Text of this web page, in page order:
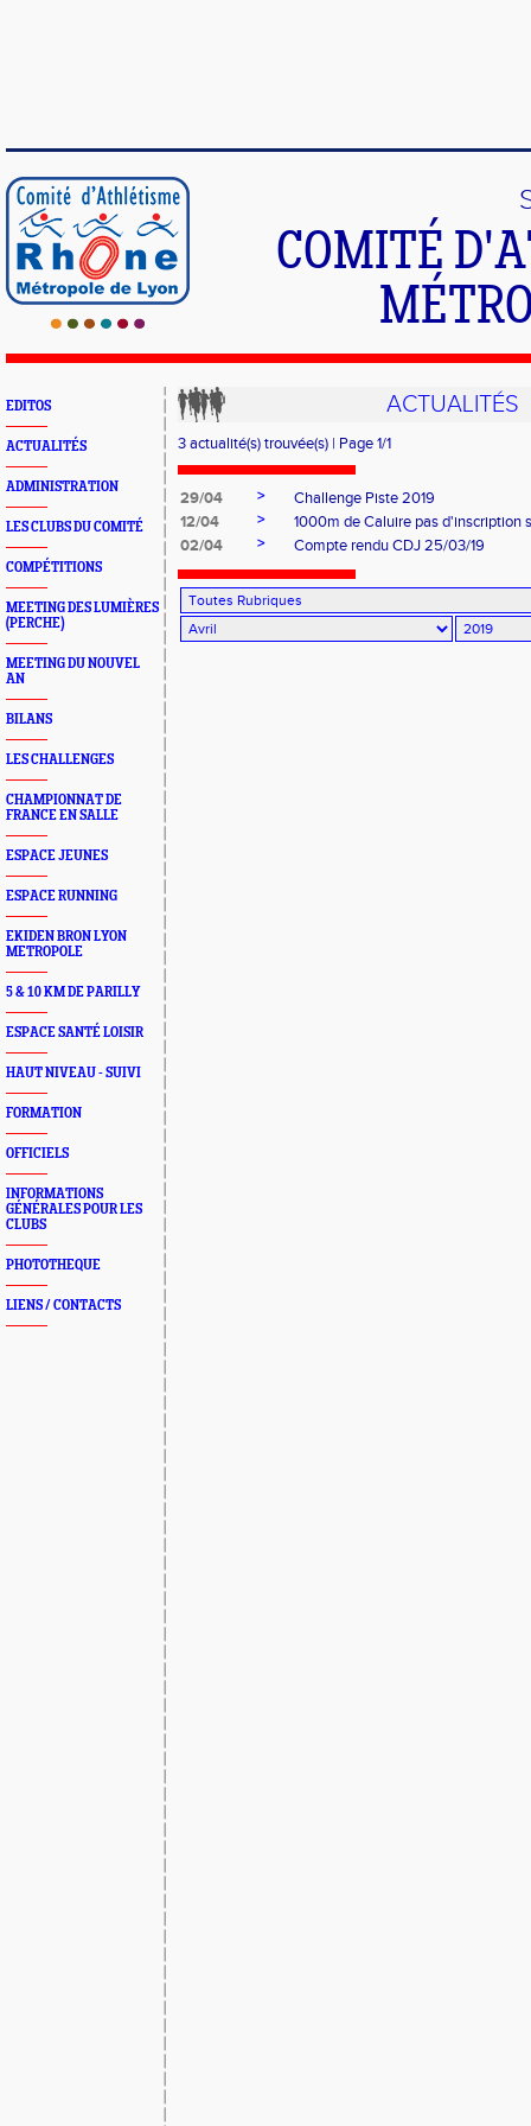
COMITÉ
EDITOS
ACTUALITÉS
ADMINISTRATION
LES CLUBS DU COMITÉ
COMPÉTITIONS
MEETING DES LUMIÈRES
(PERCHE)
MEETING DU NOUVEL
AN
BILANS
LES CHALLENGES
CHAMPIONNAT DE
FRANCE EN SALLE
ESPACE JEUNES
ESPACE RUNNING
EKIDEN BRON LYON
METROPOLE
5 & 10 KM DE PARILLY
ESPACE SANTÉ LOISIR
HAUT NIVEAU - SUIVI
FORMATION
OFFICIELS
INFORMATIONS
GÉNÉRALES POUR LES
CLUBS
PHOTOTHEQUE
LIENS / CONTACTS
ACTUALITÉS
3 actualité(s) trouvée(s) | Page 1/1
29/04 >
Challenge Piste 2019
12/04
>
1000m de Caluire pas d'inscription
02/04
> Compte rendu CDJ 25/03/19